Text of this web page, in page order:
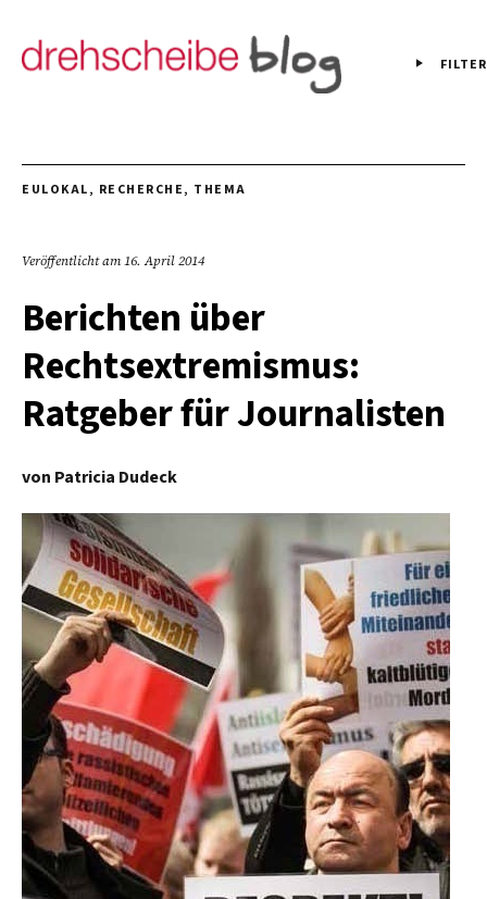
FILTER
EULOKAL, RECHERCHE, THEMA
Veröffentlicht am16. April 2014
Berichten über
Rechtsextremismus:
Ratgeber für Journalisten
von Patricia Dudeck